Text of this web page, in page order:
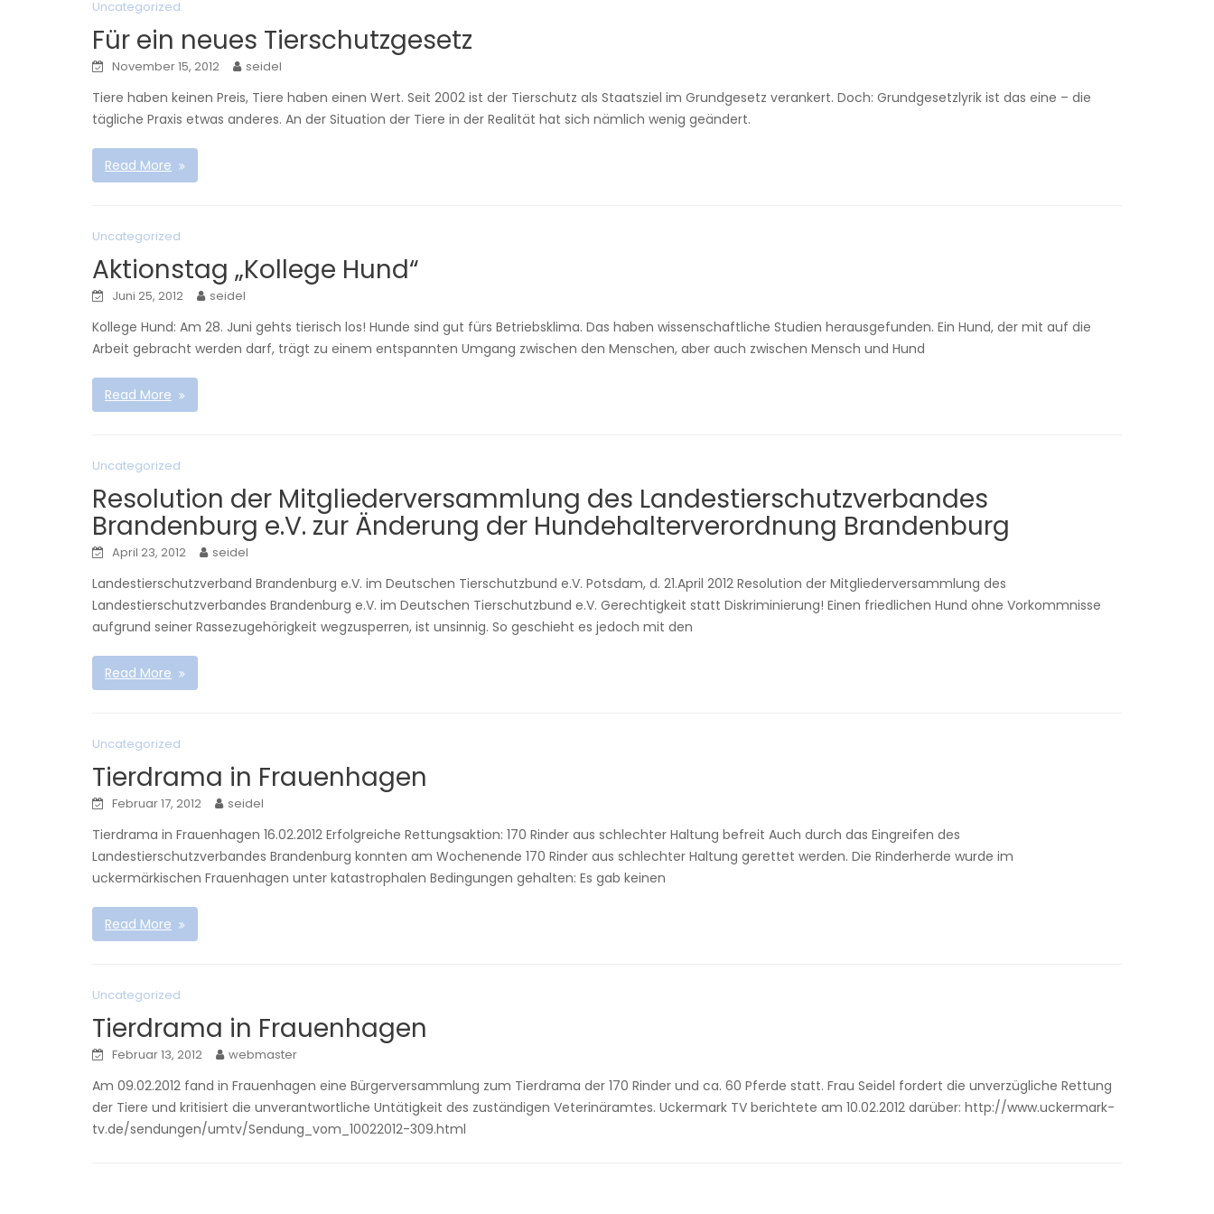
Uncategorized
Für ein neues Tierschutzgesetz
November 15, 2012 seidel
Tiere haben keinen Preis, Tiere haben einen Wert. Seit 2002 ist der Tierschutz als Staatsziel im Grundgesetz verankert. Doch: Grundgesetzlyrik ist das eine – die
tägliche Praxis etwas anderes. An der Situation der Tiere in der Realität hat sich nämlich wenig geändert.
Read More
Uncategorized
Aktionstag „Kollege Hund“
Juni 25, 2012 seidel
Kollege Hund: Am 28. Juni gehts tierisch los! Hunde sind gut fürs Betriebsklima. Das haben wissenschaftliche Studien herausgefunden. Ein Hund, der mit auf die
Arbeit gebracht werden darf, trägt zu einem entspannten Umgang zwischen den Menschen, aber auch zwischen Mensch und Hund
Read More
Uncategorized
Resolution der Mitgliederversammlung des Landestierschutzverbandes
Brandenburg e.V. zur Änderung der Hundehalterverordnung Brandenburg
April 23, 2012 seidel
Landestierschutzverband Brandenburg e.V. im Deutschen Tierschutzbund e.V. Potsdam, d. 21.April 2012 Resolution der Mitgliederversammlung des
Landestierschutzverbandes Brandenburg e.V. im Deutschen Tierschutzbund e.V. Gerechtigkeit statt Diskriminierung! Einen friedlichen Hund ohne Vorkommnisse
aufgrund seiner Rassezugehörigkeit wegzusperren, ist unsinnig. So geschieht es jedoch mit den
Read More
Uncategorized
Tierdrama in Frauenhagen
Februar 17, 2012 seidel
Tierdrama in Frauenhagen 16.02.2012 Erfolgreiche Rettungsaktion: 170 Rinder aus schlechter Haltung befreit Auch durch das Eingreifen des
Landestierschutzverbandes Brandenburg konnten am Wochenende 170 Rinder aus schlechter Haltung gerettet werden. Die Rinderherde wurde im
uckermärkischen Frauenhagen unter katastrophalen Bedingungen gehalten: Es gab keinen
Read More
Uncategorized
Tierdrama in Frauenhagen
Februar 13, 2012 webmaster
Am 09.02.2012 fand in Frauenhagen eine Bürgerversammlung zum Tierdrama der 170 Rinder und ca. 60 Pferde statt. Frau Seidel fordert die unverzügliche Rettung
der Tiere und kritisiert die unverantwortliche Untätigkeit des zuständigen Veterinäramtes. Uckermark TV berichtete am 10.02.2012 darüber: http://www.uckermark-
tv.de/sendungen/umtv/Sendung_vom_10022012-309.html